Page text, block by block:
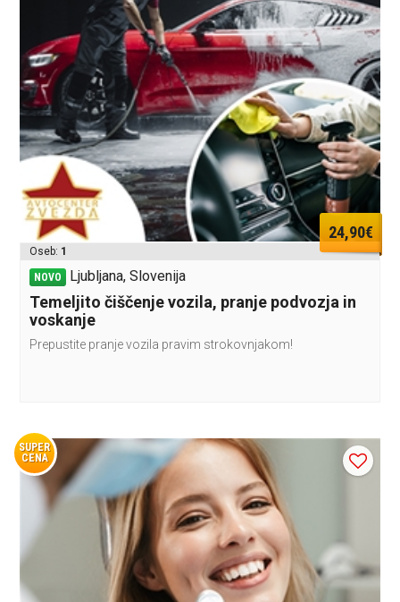
24,90€
Oseb: 1
NOVO Ljubljana, Slovenija
Temeljito čiščenje vozila, pranje podvozja in
voskanje
Prepustite pranje vozila pravim strokovnjakom!
SUPER
CENA